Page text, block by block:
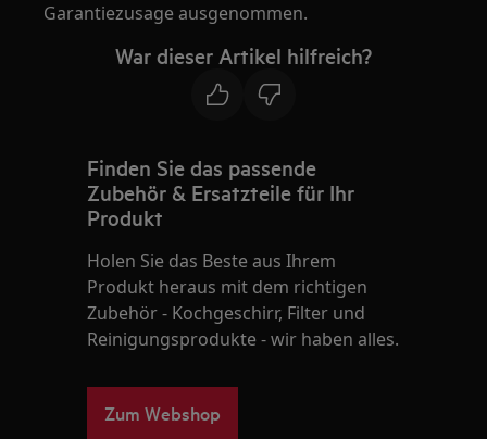
Garantiezusage ausgenommen.
War dieser Artikel hilfreich?
Finden Sie das passende
Zubehör & Ersatzteile für Ihr
Produkt
Holen Sie das Beste aus Ihrem
Produkt heraus mit dem richtigen
Zubehör - Kochgeschirr, Filter und
Reinigungsprodukte - wir haben alles.
Zum Webshop